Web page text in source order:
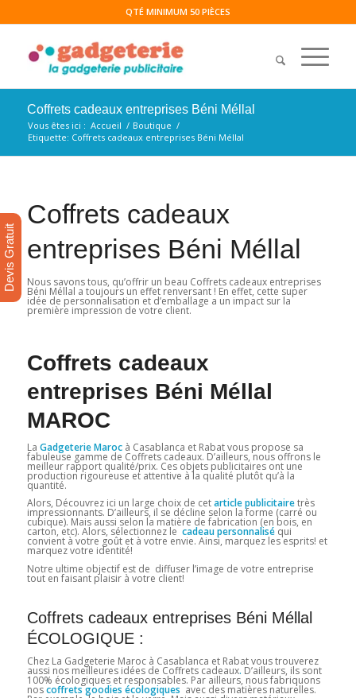
QTÉ MINIMUM 50 PIÈCES
Coffrets cadeaux entreprises Béni Méllal
Vous êtes ici : Accueil / Boutique /
Etiquette: Coffrets cadeaux entreprises Béni Méllal
Coffrets cadeaux
entreprises Béni Méllal
Nous savons tous, qu’offrir un beau Coffrets cadeaux entreprises
Béni Méllal a toujours un effet renversant ! En effet, cette super
idée de personnalisation et d’emballage a un impact sur la
première impression de votre client.
Coffrets cadeaux
entreprises Béni Méllal
MAROC
La Gadgeterie Marocà Casablanca et Rabat vous propose sa
fabuleuse gamme de Coffrets cadeaux. D’ailleurs, nous offrons le
meilleur rapport qualité/prix. Ces objets publicitaires ont une
production rigoureuse et attentive à la qualité plutôt qu’à la
quantité.
Alors, Découvrez ici un large choix de cetarticle publicitairetrès
impressionnants. D’ailleurs, il se décline selon la forme (carré ou
cubique). Mais aussi selon la matière de fabrication (en bois, en
carton, etc). Alors, sélectionnez le cadeau personnaliséqui
convient à votre goût et à votre envie. Ainsi, marquez les esprits! et
marquez votre identité!
Notre ultime objectif est de diffuser l’image de votre entreprise
tout en faisant plaisir à votre client!
Coffrets cadeaux entreprises Béni Méllal
ÉCOLOGIQUE :
Chez La Gadgeterie Maroc à Casablanca et Rabat vous trouverez
aussi nos meilleures idées de Coffrets cadeaux. D’ailleurs, ils sont
100% écologiques et responsables. Par ailleurs, nous fabriquons
noscoffrets goodies écologiques avec des matières naturelles.
Devis Gratuit